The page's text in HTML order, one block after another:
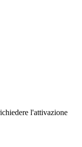
l'attivazione